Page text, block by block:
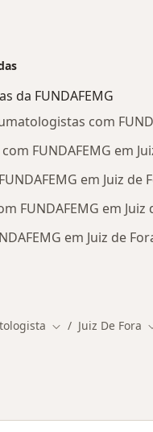
da FUNDAFEMG
com
FUNDAFEMG em
em Juiz de
FUNDAFEMG em Juiz
em Juiz de
Mudar de cidade
Juiz De Fora